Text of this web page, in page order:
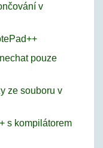
v
pouze
ze souboru v
s kompilátorem